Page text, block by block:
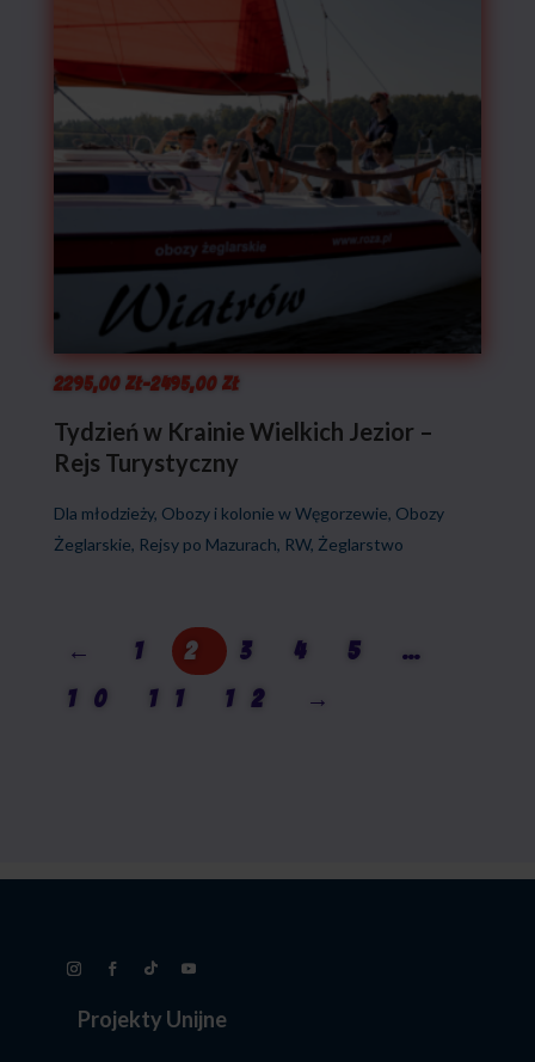
2295,00 zł–2495,00 złZakres
cen:
od
Tydzień w Krainie Wielkich Jezior –
Rejs Turystyczny
Dla młodzieży, Obozy i kolonie w Węgorzewie, Obozy
Żeglarskie, Rejsy po Mazurach, RW, Żeglarstwo
← 1 2 3 4 5
…
10
11 12 →
Projekty Unijne